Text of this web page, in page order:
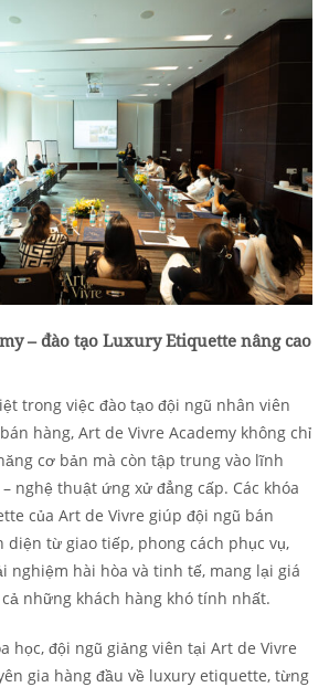
– đào tạo Luxury Etiquette nâng cao
trong việc đào tạo đội ngũ nhân viên
hàng, Art de Vivre Academy không chỉ
cơ bản mà còn tập trung vào lĩnh
nghệ thuật ứng xử đẳng cấp. Các khóa
của Art de Vivre giúp đội ngũ bán
từ giao tiếp, phong cách phục vụ,
nghiệm hài hòa và tinh tế, mang lại giá
những khách hàng khó tính nhất.
học, đội ngũ giảng viên tại Art de Vivre
gia hàng đầu về luxury etiquette, từng